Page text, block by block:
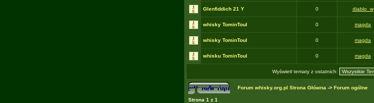
Glenfiddich 21 Y 0 diablo_w
whisky TominToul 0 magda
whisky TominToul 0 magda
whisku TominToul 0 magda
Wyświetl tematy z ostatnich:
Forum whisky.org.pl Strona Główna -> Forum ogólne
Strona 1 z 1